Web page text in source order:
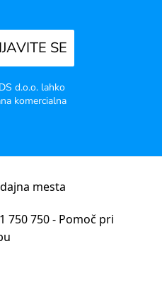
SE
d.o.o. lahko
komercialna
mesta
750 750 - Pomoč pri